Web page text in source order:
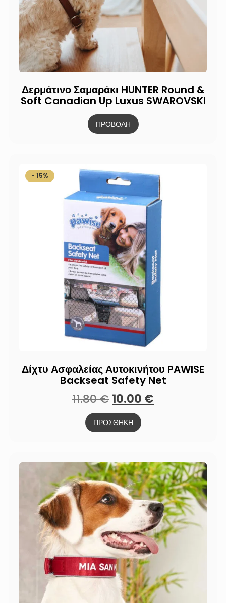
Δερμάτινο Σαμαράκι HUNTER Round &
Soft Canadian Up Luxus SWAROVSKI
ΠΡΟΒΟΛΗ
- 15%
Δίχτυ Ασφαλείας Αυτοκινήτου PAWISE
Backseat Safety Net
11.80€ 10.00 €
ΠΡΟΣΘΗΚΗ